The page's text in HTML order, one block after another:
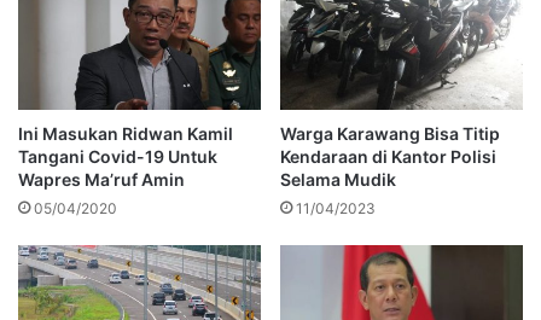
Ini Masukan Ridwan Kamil
Tangani Covid-19 Untuk
Wapres Ma’ruf Amin
05/04/2020
Warga Karawang Bisa Titip
Kendaraan di Kantor Polisi
Selama Mudik
11/04/2023